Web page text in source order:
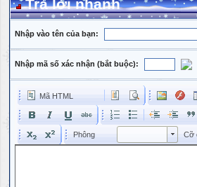
Trả lời nhanh
Nhập vào tên của bạn:
Nhập mã số xác nhận (bắt buộc):
Mã HTML
Phông Phông Cỡ